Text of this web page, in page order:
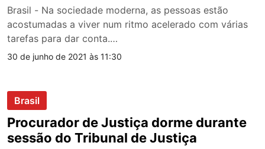
Brasil - Na sociedade moderna, as pessoas estão
acostumadas a viver num ritmo acelerado com várias
tarefas para dar conta.…
30 de junho de 2021 às 11:30
Brasil
Procurador de Justiça dorme durante
sessão do Tribunal de Justiça